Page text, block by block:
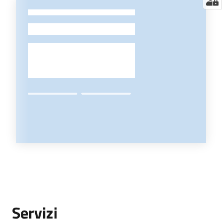
-
Servizi